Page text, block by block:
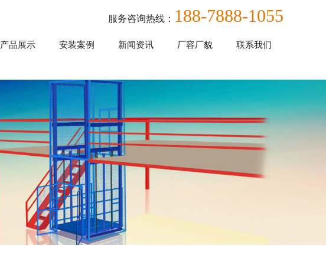
服务咨询热线： 188-7888-1055
产品展示 安装案例 新闻资讯 厂容厂貌 联系我们